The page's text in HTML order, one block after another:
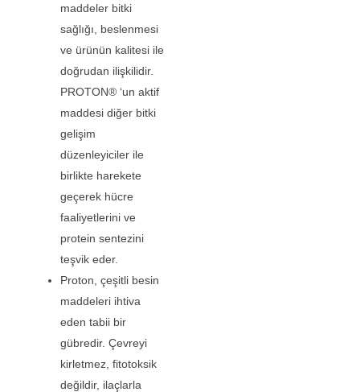
maddeler bitki
sağlığı, beslenmesi
ve ürünün kalitesi ile
doğrudan ilişkilidir.
PROTON® ‘un aktif
maddesi diğer bitki
gelişim
düzenleyiciler ile
birlikte harekete
geçerek hücre
faaliyetlerini ve
protein sentezini
teşvik eder.
Proton, çeşitli besin
maddeleri ihtiva
eden tabii bir
gübredir. Çevreyi
kirletmez, fitotoksik
değildir, ilaçlarla